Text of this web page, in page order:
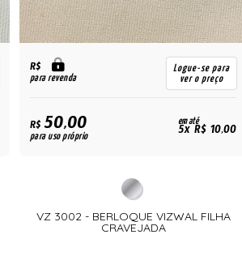
R$
para revenda
Logue-se para
ver o preço
R$50,00
para uso próprio
em até
5x R$ 10,00
VZ 3002 - BERLOQUE VIZWAL FILHA
CRAVEJADA